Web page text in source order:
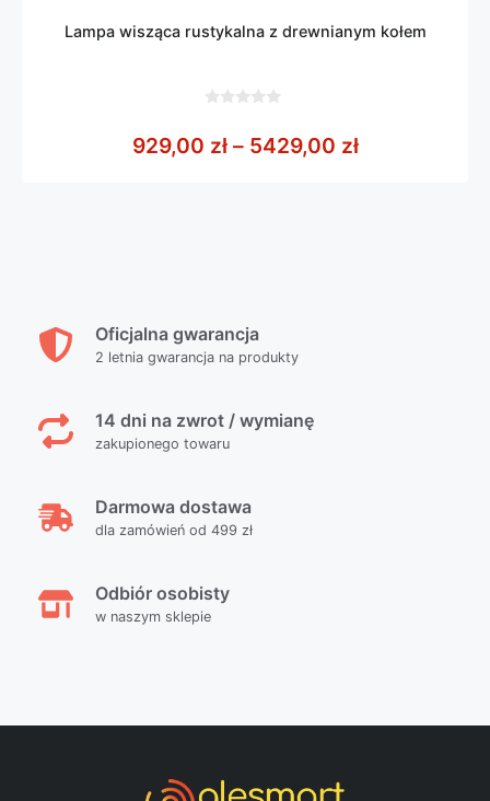
Lampa wisząca rustykalna z drewnianym kołem
5
929,00 zł – 5429,00 złZakres cen:
Oficjalna gwarancja
2 letnia gwarancja na produkty
14 dni na zwrot / wymianę
zakupionego towaru
Darmowa dostawa
dla zamówień od 499 zł
Odbiór osobisty
w naszym sklepie